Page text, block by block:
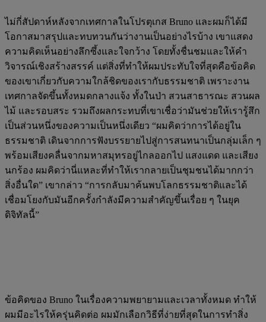
ไม่กี่สัปดาห์หลังจากเทศกาลในโปรตุเกส Bruno และผมก็ได้มี
โอกาสมาสรุปและทบทวนกันว่างานเป็นอย่างไรบ้าง เขาแสดง
ความคิดเห็นอย่างลึกซึ้งและใจกว้าง โดยทั้งชื่นชมและให้คำ
วิจารณ์เชิงสร้างสรรค์ แต่สิ่งที่ทำให้ผมประทับใจที่สุดคือข้อคิด
ของเขาเกี่ยวกับความใกล้ชิดของเรากับธรรมชาติ เพราะงาน
เทศกาลจัดขึ้นทั้งหมดกลางแจ้ง ทั้งในป่า สวนสาธารณะ สวนผล
ไม้ และรอบสระ รวมถึงผลกระทบที่เขาเชื่อว่ามันช่วยให้เรารู้สึก
เป็นส่วนหนึ่งของความเป็นหนึ่งเดียว “ผมคิดว่าการได้อยู่ใน
ธรรมชาติ เดินจากการฟังบรรยายไปสู่การสนทนาเป็นกลุ่มเล็ก ๆ
พร้อมเสียงคลื่นจากมหาสมุทรอยู่ไกลออกไป แสงแดด และเสียง
นกร้อง ผมคิดว่านี่แหละที่ทำให้เรากลายเป็นชุมชนได้มากกว่า
สิ่งอื่นใด” เขากล่าว “การกลับมาค้นพบโลกธรรมชาติและได้
เชื่อมโยงกับมันอีกครั้งกำลังมีความสำคัญขึ้นเรื่อย ๆ ในยุค
ดิจิทัลนี้”
ข้อคิดของ Bruno ในเรื่องความพยายามและเวลาทั้งหมด ทำให้
ผมมีอะไรให้ครุ่นคิดต่อ ผมมักเลือกวิธีที่ง่ายที่สุดในการทำสิ่ง